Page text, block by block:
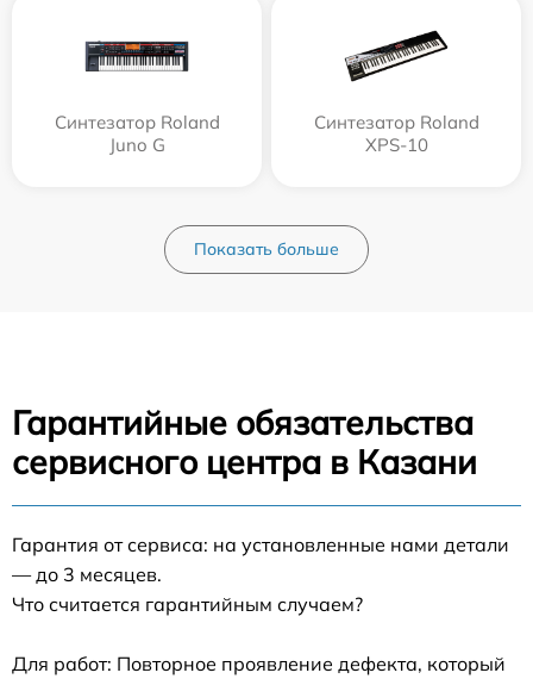
Синтезатор Roland
Juno G
Синтезатор Roland
XPS-10
Показать больше
Гарантийные обязательства
сервисного центра в Казани
Гарантия от сервиса: на установленные нами детали
— до 3 месяцев.
Что считается гарантийным случаем?
Для работ: Повторное проявление дефекта, который